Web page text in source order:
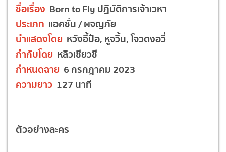
ชื่อเรื่อง Born to Fly ปฏิบัติการเจ้าเวหา
ประเภท แอคชั่น / ผจญภัย
นำแสดงโดย หวังอี้ป๋อ, หูจวิ้น, โจวตงอวี่
กำกับโดย หลิวเซียวชี
กำหนดฉาย 6 กรกฎาคม 2023
ความยาว 127 นาที
ตัวอย่างละคร